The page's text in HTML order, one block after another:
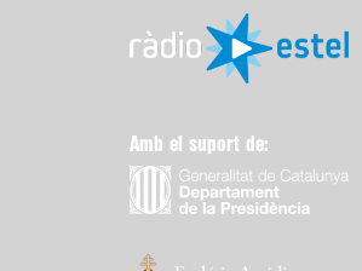
Amb el suport de: